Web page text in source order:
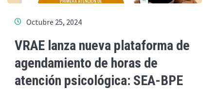
Octubre 25, 2024
VRAE lanza nueva plataforma de
agendamiento de horas de
atención psicológica: SEA-BPE